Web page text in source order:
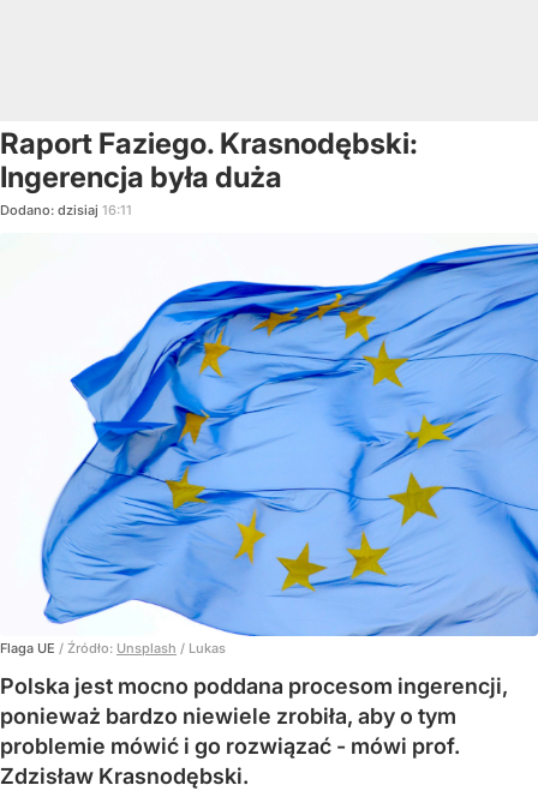
Raport Faziego. Krasnodębski:
Ingerencja była duża
Dodano: dzisiaj 16:11
Flaga UE / Źródło: Unsplash / Lukas
Polska jest mocno poddana procesom ingerencji,
ponieważ bardzo niewiele zrobiła, aby o tym
problemie mówić i go rozwiązać - mówi prof.
Zdzisław Krasnodębski.